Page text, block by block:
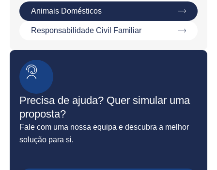
Animais Domésticos
Responsabilidade Civil Familiar
Precisa de ajuda? Quer simular uma
proposta?
Fale com uma nossa equipa e descubra a melhor
solução para si.